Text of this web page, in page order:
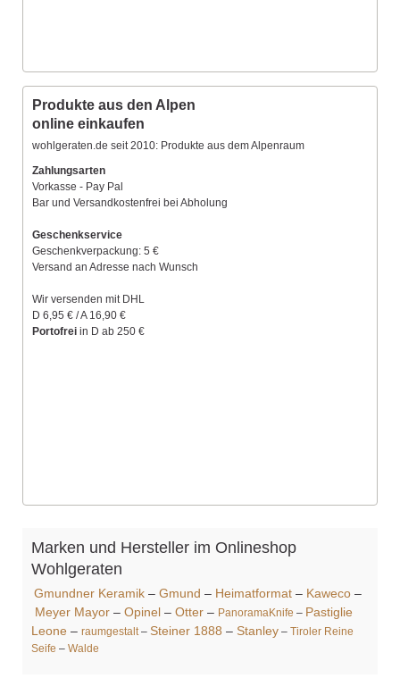
Produkte aus den Alpen
online einkaufen
wohlgeraten.de seit 2010: Produkte aus dem Alpenraum
Zahlungsarten
Vorkasse - Pay Pal
Bar und Versandkostenfrei bei Abholung
Geschenkservice
Geschenkverpackung: 5 €
Versand an Adresse nach Wunsch
Wir versenden mit DHL
D 6,95 € / A 16,90 €
Portofrei in D ab 250 €
Marken und Hersteller im Onlineshop
Wohlgeraten
Gmundner Keramik – Gmund – Heimatformat – Kaweco –
Meyer Mayor – Opinel – Otter – PanoramaKnife – Pastiglie
Leone – raumgestalt – Steiner 1888 – Stanley – Tiroler Reine
Seife – Walde